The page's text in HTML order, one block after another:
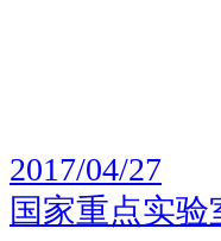
2017/04/27
国家重点实